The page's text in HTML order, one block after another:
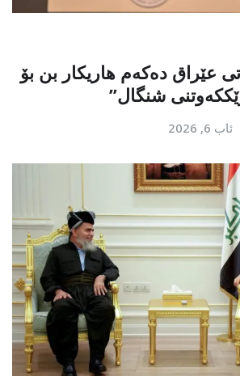
عێراق دەكەم هاریكار بن بۆ
شنگال”
ئاب 6, 2026